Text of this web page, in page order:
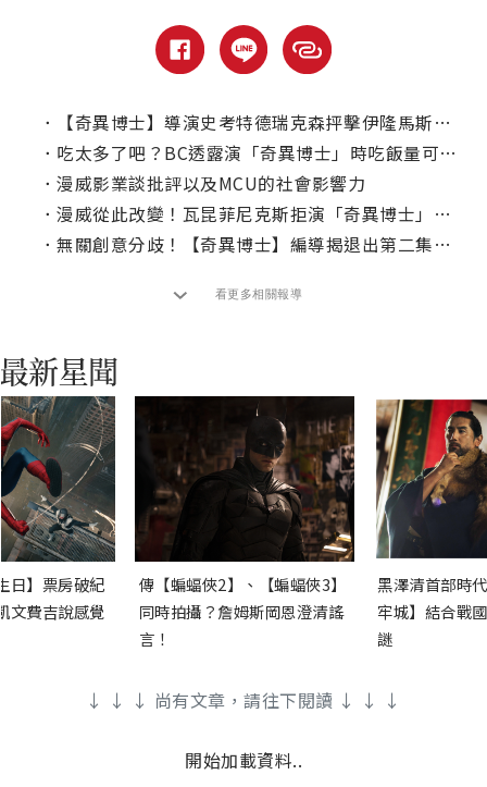
．
【奇異博士】導演史考特德瑞克森抨擊伊隆馬斯克對電影「一竅不通」！
． 吃太多了吧？BC透露演「奇異博士」時吃飯量可以養活一個家庭！
． 漫威影業談批評以及MCU的社會影響力
． 漫威從此改變！瓦昆菲尼克斯拒演「奇異博士」的影響
． 無關創意分歧！【奇異博士】編導揭退出第二集原由
看更多相關報導
日】票房破紀
文費吉說感覺
傳【蝙蝠俠2】、【蝙蝠俠3】
同時拍攝？詹姆斯岡恩澄清謠
言！
黑澤清首部時
牢城】結合戰
謎
↓ ↓ ↓ 尚有文章，請往下閱讀 ↓ ↓ ↓
開始加載資料..